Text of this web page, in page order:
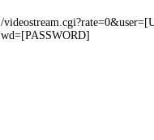
/
wd=[PASSWORD]